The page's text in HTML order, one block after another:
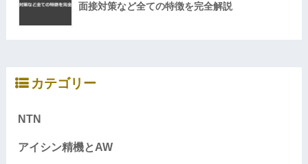
面接対策など全ての特徴を完全解説
カテゴリー
NTN
アイシン精機とAW